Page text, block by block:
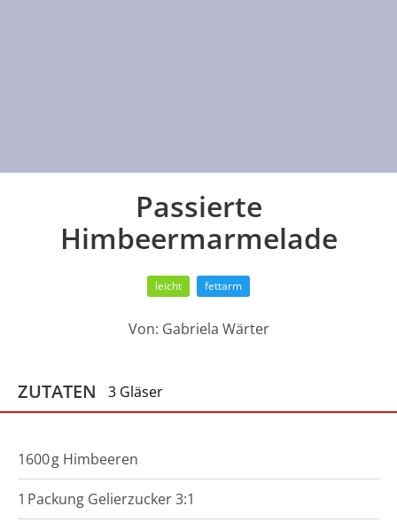
Passierte
Himbeermarmelade
leicht fettarm
Von: Gabriela Wärter
ZUTATEN 3 Gläser
1600g Himbeeren
1 Packung Gelierzucker 3:1